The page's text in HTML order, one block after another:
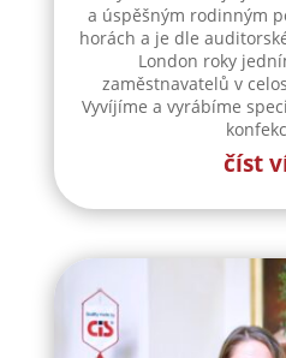
a úspěšným rodinným
horách a je dle
London roky
zaměstnavatelů v
Vyvíjíme a vyrábíme
číst